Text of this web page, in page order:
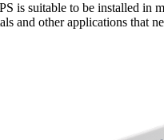
is suitable to be installed in
and other applications that